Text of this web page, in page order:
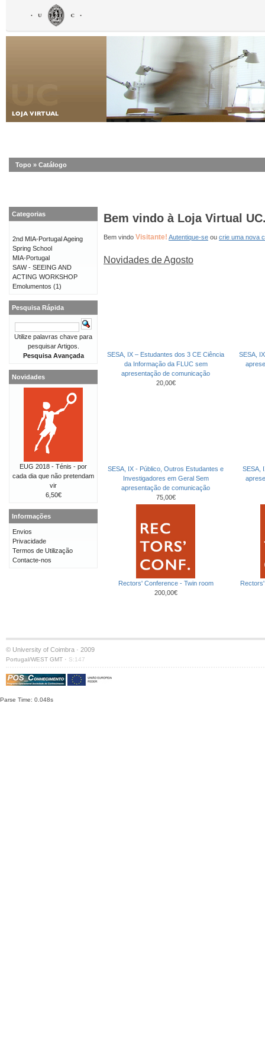
Topo » Catálogo
Bem vindo à Loja Virtual
Bem vindo Visitante! Autentique-se ou crie uma nova
Novidades de Agosto
SESA, IX – Estudantes dos 3 CE Ciência
da Informação da FLUC sem
apresentação de comunicação
20,00€
SESA,
SESA, IX - Público, Outros Estudantes e
Investigadores em Geral Sem
apresentação de comunicação
75,00€
SESA,
Rectors' Conference - Twin room
200,00€
Categorias
2nd MIA-Portugal Ageing
Spring School
MIA-Portugal
SAW - SEEING AND
ACTING WORKSHOP
Emolumentos (1)
Pesquisa Rápida
Utilize palavras chave para
pesquisar Artigos.
Pesquisa Avançada
Novidades
EUG 2018 - Ténis - por
cada dia que não pretendam
vir
6,50€
Informações
Envios
Privacidade
Termos de Utilização
Contacte-nos
© University of Coimbra · 2009
Portugal/WEST GMT · S:147
Parse Time: 0.048s